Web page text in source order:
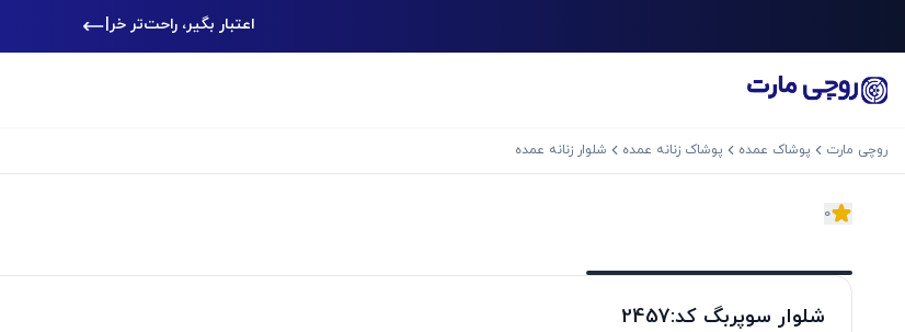
اعتبار بگیر، راحت‌تر خرید کن|
روچی مارت پوشاک عمده پوشاک زنانه عمده شلوار زنانه عمده
0
شلوار سوپربگ کد:2457